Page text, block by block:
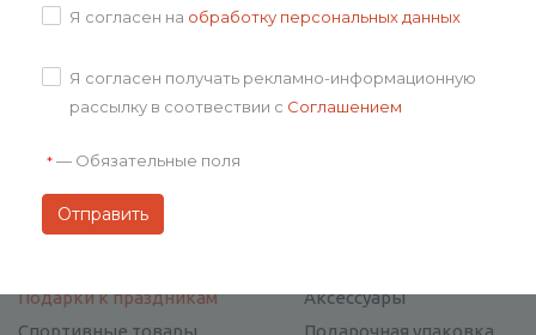
Электроника
Отдых и туризм
Для дома и офиса
Подарки к праздникам
Спортивные товары
Аксессуары
Подарочная упаковка
Я согласен на обработку персональных данных
Я согласен получать рекламно-информационную
рассылку в соотвествии с Соглашением
* — Обязательные поля